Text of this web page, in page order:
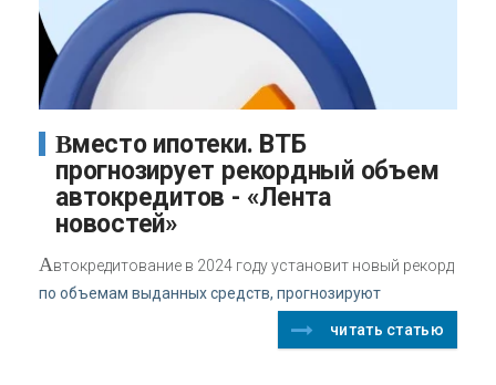
Вместо ипотеки. ВТБ
прогнозирует рекордный объем
автокредитов - «Лента
новостей»
Автокредитование в 2024 году установит новый рекорд
по объемам выданных средств, прогнозируют
читать статью